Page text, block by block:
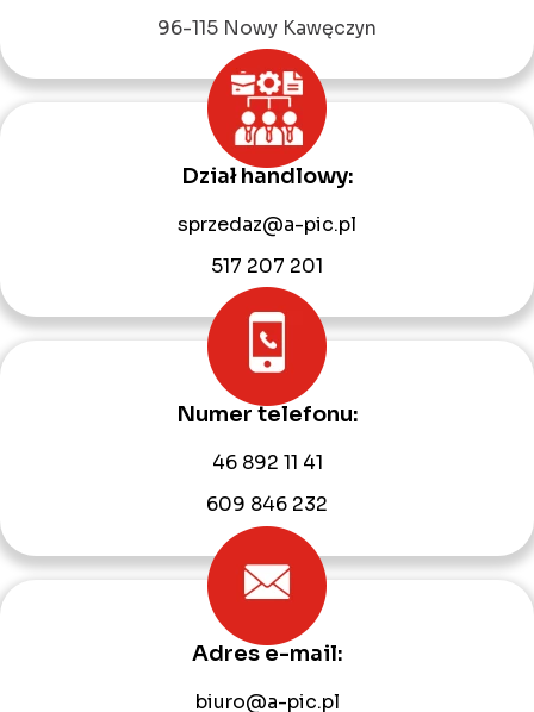
96-115 Nowy Kawęczyn
Dział handlowy:
sprzedaz@a-pic.pl
517 207 201
Numer telefonu:
46 892 11 41
609 846 232
Adres e-mail:
biuro@a-pic.pl